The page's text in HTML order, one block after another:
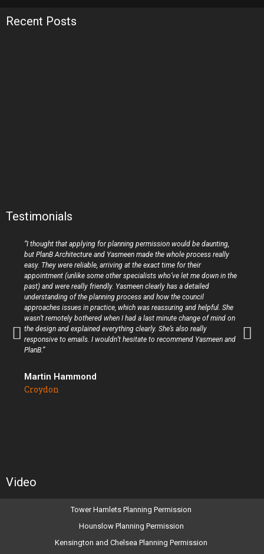
Recent Posts
Testimonials
“I thought that applying for planning permission would be daunting,
but PlanB Architecture and Yasmeen made the whole process really
easy. They were reliable, arriving at the exact time for their
appointment (unlike some other specialists who’ve let me down in the
past) and were really friendly. Yasmeen clearly has a detailed
understanding of the planning process and how the council
approaches issues in practice, which was reassuring and helpful. She
wasn’t remotely bothered when I had a last minute change of mind on
the design and explained everything clearly. She’s also really
responsive to emails. I wouldn’t hesitate to recommend Yasmeen and
PlanB.”
Martin Hammond
Croydon
Video
Tower Hamlets Planning Permission
Hounslow Planning Permission
Kensington and Chelsea Planning Permission